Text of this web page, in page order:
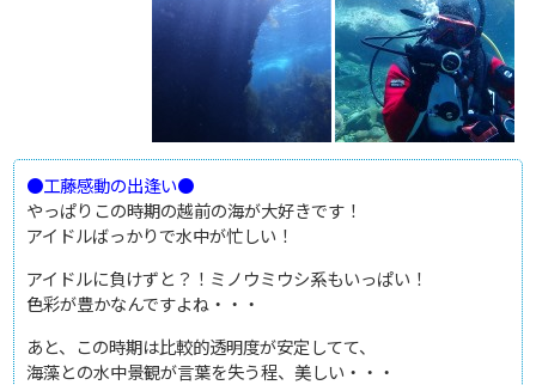
●工藤感動の出逢い●
やっぱりこの時期の越前の海が大好きです！
アイドルばっかりで水中が忙しい！
アイドルに負けずと？！ミノウミウシ系もいっぱい！
色彩が豊かなんですよね・・・
あと、この時期は比較的透明度が安定してて、
海藻との水中景観が言葉を失う程、美しい・・・